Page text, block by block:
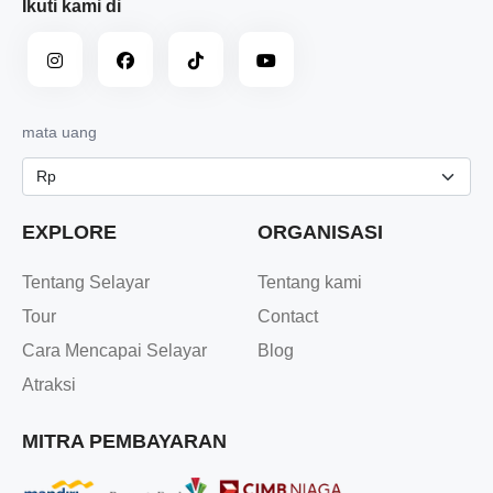
Ikuti kami di
mata uang
EXPLORE
Tentang Selayar
Tour
Cara Mencapai Selayar
Atraksi
ORGANISASI
Tentang kami
Contact
Blog
MITRA PEMBAYARAN